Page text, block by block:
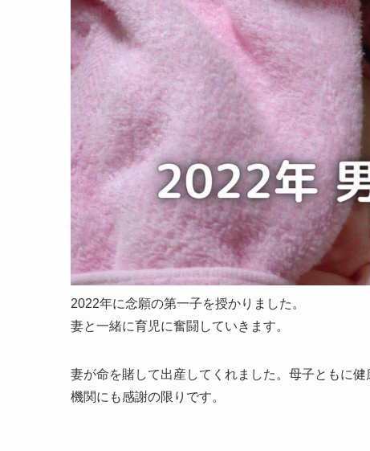
2022年に念願の第一子を授かりました。
妻と一緒に育児に奮闘していきます。
妻が命を賭して出産してくれました。母子ともに
機関にも感謝の限りです。